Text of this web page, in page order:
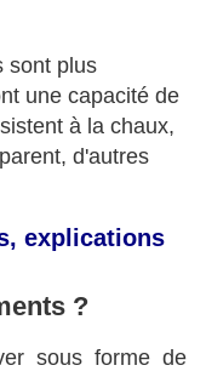
sont plus
une capacité de
à la chaux,
d'autres
explications
?
sous forme de